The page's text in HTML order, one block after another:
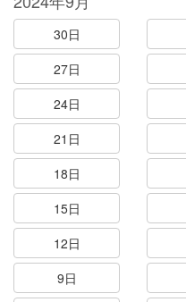
30日
27日
24日
21日
18日
15日
12日
9日